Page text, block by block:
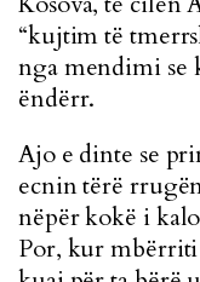
“kujtim të
nga mendimi se
ëndërr.
Ajo e dinte se
ecnin tërë
nëpër kokë i
Por, kur mbërriti